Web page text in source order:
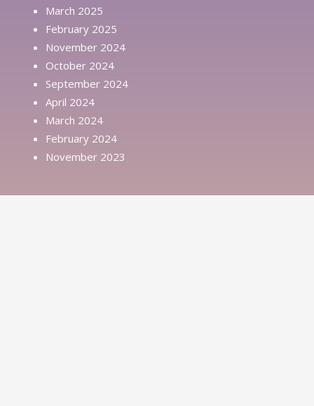
March 2025
February 2025
November 2024
October 2024
September 2024
April 2024
March 2024
February 2024
November 2023